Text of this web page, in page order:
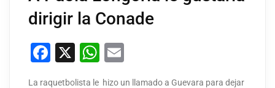
dirigir la Conade
Facebook
X WhatsApp
La raquetbolista le hizo un llamado a Guevara para dejar